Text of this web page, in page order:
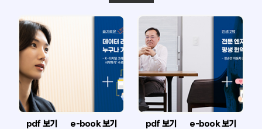
pdf 보기 e-book 보기 pdf 보기 e-book 보기